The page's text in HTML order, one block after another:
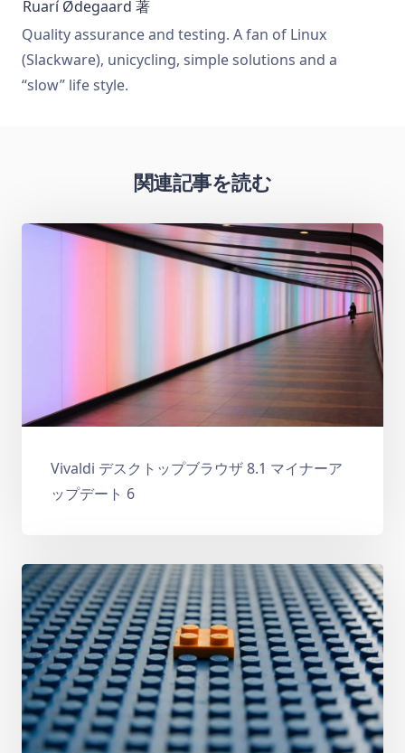
Ruarí Ødegaard 著
Quality assurance and testing. A fan of Linux
(Slackware), unicycling, simple solutions and a
“slow” life style.
関連記事を読む
Vivaldi デスクトップブラウザ 8.1 マイナーア
ップデート 6